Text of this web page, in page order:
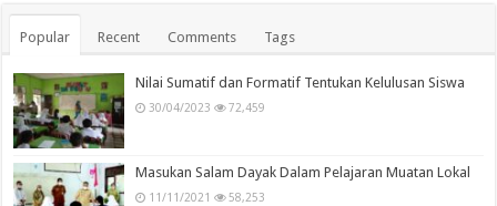
Popular Recent Comments Tags
Nilai Sumatif dan Formatif Tentukan Kelulusan Siswa
30/04/2023 72,459
Masukan Salam Dayak Dalam Pelajaran Muatan Lokal
11/11/2021 58,253